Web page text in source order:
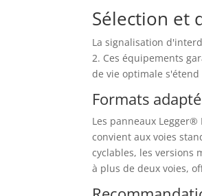
Sélection et
La signalisation
2. Ces équipements
de vie optimale
Formats
Les panneaux
convient aux voies
cyclables, les versions
à plus de deux voies,